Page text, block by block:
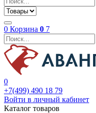
0 Корзина 0 7
0
+7(499) 490 18 79
Войти в личный кабинет
Каталог товаров